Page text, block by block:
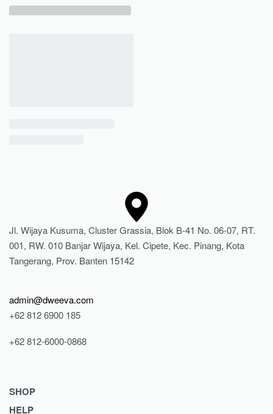
Jl. Wijaya Kusuma, Cluster Grassia, Blok B-41 No. 06-07, RT.
001, RW. 010 Banjar Wijaya, Kel. Cipete, Kec. Pinang, Kota
Tangerang, Prov. Banten 15142
admin@dweeva.com
+62 812 6900 185
+62 812-6000-0868
SHOP
HELP